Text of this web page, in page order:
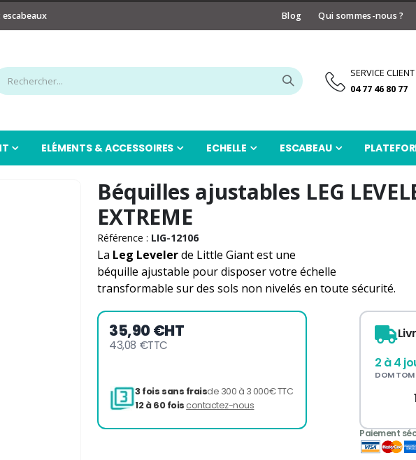
Blog Qui sommes-nous ?
SERVICE CLIENT
04 77 46 80 77
ELÉMENTS & ACCESSOIRES ECHELLE ESCABEAU
Béquilles ajustables LEG
EXTREME
Référence : LIG-12106
La Leg Levelerde Little Giant est une
béquille ajustable pour disposer votre échelle
transformable sur des sols non nivelés en toute sécurité.
35,90 €HT
43,08 €TTC
de 300 à 3 000€ TTC
2 à 4
DOM